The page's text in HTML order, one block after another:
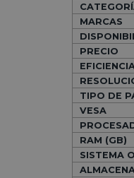
MARCAS
PRECIO
TIPO DE
VESA
RAM (GB)
SISTEMA